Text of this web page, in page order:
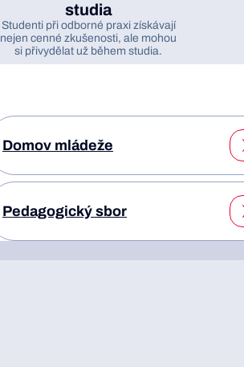
studia
Studenti při odborné praxi získávají
nejen cenné zkušenosti, ale mohou
si přivydělat už během studia.
Domov mládeže
Pedagogický sbor